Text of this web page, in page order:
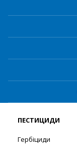
ПЕСТИЦИДИ
Гербіциди